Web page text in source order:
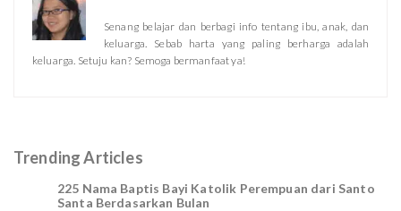
Senang belajar dan berbagi info tentang ibu, anak, dan
keluarga. Sebab harta yang paling berharga adalah
keluarga. Setuju kan? Semoga bermanfaat ya!
Trending Articles
225 Nama Baptis Bayi Katolik Perempuan dari Santo
Santa Berdasarkan Bulan